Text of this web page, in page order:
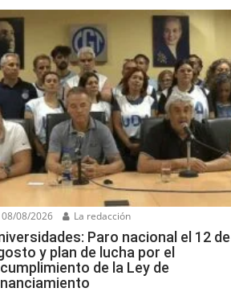
08/08/2026 La redacción
Paro nacional el 12 de
y plan de lucha por el
de la Ley de